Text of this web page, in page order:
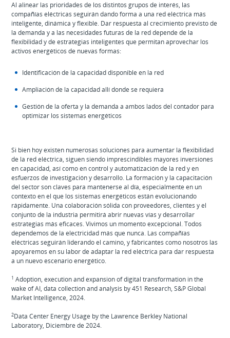
Al alinear las prioridades de los distintos grupos de interés, las
compañías eléctricas seguirán dando forma a una red eléctrica más
inteligente, dinámica y flexible. Dar respuesta al crecimiento previsto de
la demanda y a las necesidades futuras de la red depende de la
flexibilidad y de estrategias inteligentes que permitan aprovechar los
activos energéticos de nuevas formas:
Identificación de la capacidad disponible en la red
Ampliación de la capacidad allí donde se requiera
Gestión de la oferta y la demanda a ambos lados del contador para
optimizar los sistemas energéticos
Si bien hoy existen numerosas soluciones para aumentar la flexibilidad
de la red eléctrica, siguen siendo imprescindibles mayores inversiones
en capacidad, así como en control y automatización de la red y en
esfuerzos de investigación y desarrollo. La formación y la capacitación
del sector son claves para mantenerse al día, especialmente en un
contexto en el que los sistemas energéticos están evolucionando
rápidamente. Una colaboración sólida con proveedores, clientes y el
conjunto de la industria permitirá abrir nuevas vías y desarrollar
estrategias más eficaces. Vivimos un momento excepcional. Todos
dependemos de la electricidad más que nunca. Las compañías
eléctricas seguirán liderando el camino, y fabricantes como nosotros las
apoyaremos en su labor de adaptar la red eléctrica para dar respuesta
a un nuevo escenario energético.
1 Adoption, execution and expansion of digital transformation in the
wake of AI, data collection and analysis by 451 Research, S&P Global
Market Intelligence, 2024.
2Data Center Energy Usage by the Lawrence Berkley National
Laboratory, Diciembre de 2024.